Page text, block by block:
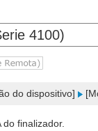
4100)
do dispositivo]
finalizador.